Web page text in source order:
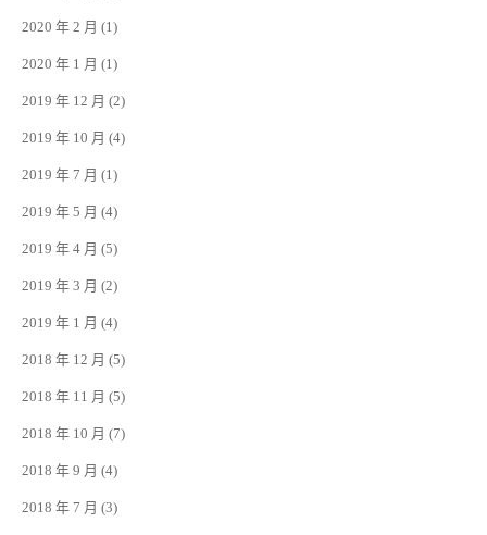
2020 年 2 月 (1)
2020 年 1 月 (1)
2019 年 12 月 (2)
2019 年 10 月 (4)
2019 年 7 月 (1)
2019 年 5 月 (4)
2019 年 4 月 (5)
2019 年 3 月 (2)
2019 年 1 月 (4)
2018 年 12 月 (5)
2018 年 11 月 (5)
2018 年 10 月 (7)
2018 年 9 月 (4)
2018 年 7 月 (3)